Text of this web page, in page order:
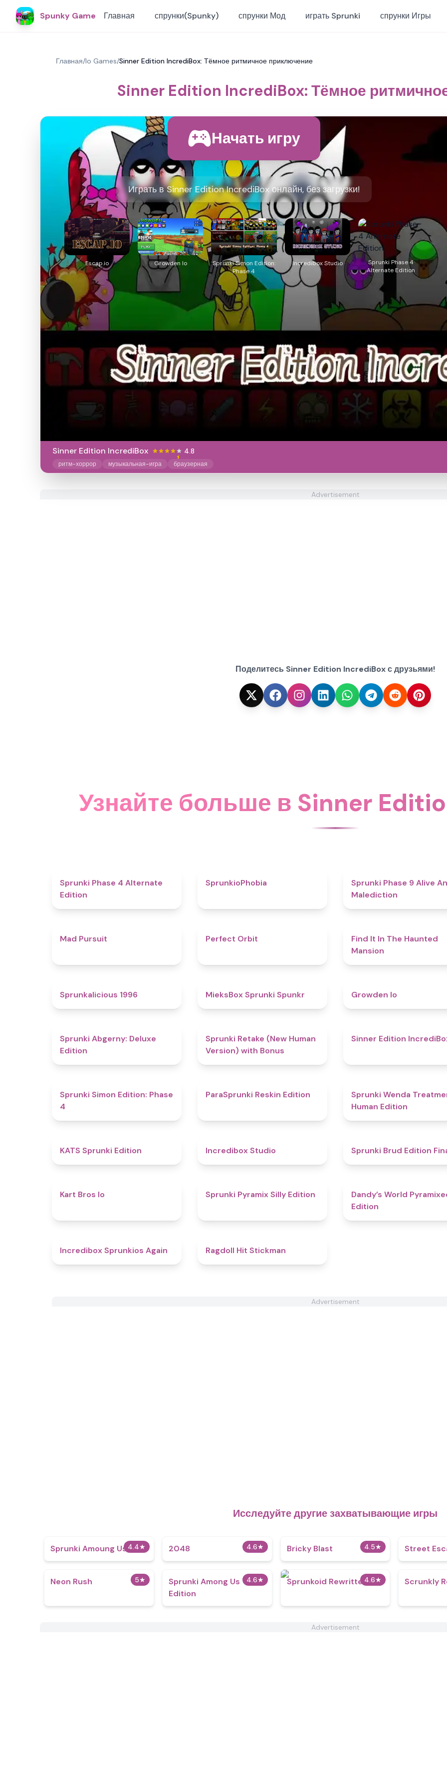
Spunky Game Главная спрунки(Spunky) спрунки Мод играть Sprunki спрунки Игры
Главная/Io Games/Sinner Edition IncrediBox: Тёмное ритмичное приключение
Sinner Edition IncrediBox: Тёмное
Начать игру
Играть в Sinner Edition IncrediBox онлайн, без загрузки!
Escap.io Growden Io
Sprunki Simon Edition:
Phase 4
Incredibox Studio
Sprunki Phase 4
Alternate Edition
Sinner Edition IncrediBox 4.8
ритм-хоррор музыкальная-игра браузерная
Advertisement
Поделитесь Sinner Edition IncrediBox с друзьями!
Узнайте больше в Sinner
Sprunki Phase 4 Alternate
Edition
SprunkioPhobia
Sprunki Phase 9 Alive
Malediction
Mad Pursuit Perfect Orbit
Find It In The Haunted
Mansion
Sprunkalicious 1996 MieksBox Sprunki Spunkr Growden Io
Sprunki Abgerny: Deluxe
Edition
Sprunki Retake (New Human
Version) with Bonus
Sinner Edition
Sprunki Simon Edition: Phase
4
ParaSprunki Reskin Edition
Sprunki Wenda
Human Edition
KATS Sprunki Edition Incredibox Studio Sprunki Brud Edition
Kart Bros Io Sprunki Pyramix Silly Edition
Dandy’s World
Edition
Incredibox Sprunkios Again Ragdoll Hit Stickman
Advertisement
Исследуйте другие захватывающие игры
4.4★
Sprunki Amoung Us 4.6★
2048 4.5★
Bricky Blast Street
5★
Neon Rush 4.6★
Sprunki Among Us
Edition
4.6★
Sprunkoid Rewritten Scrunkly
Advertisement